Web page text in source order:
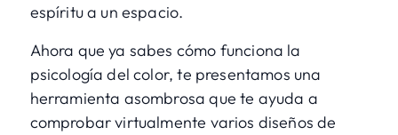
espíritu a un espacio.
Ahora que ya sabes cómo funciona la
psicología del color, te presentamos una
herramienta asombrosa que te ayuda a
comprobar virtualmente varios diseños de